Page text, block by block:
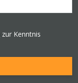
zur Kenntnis